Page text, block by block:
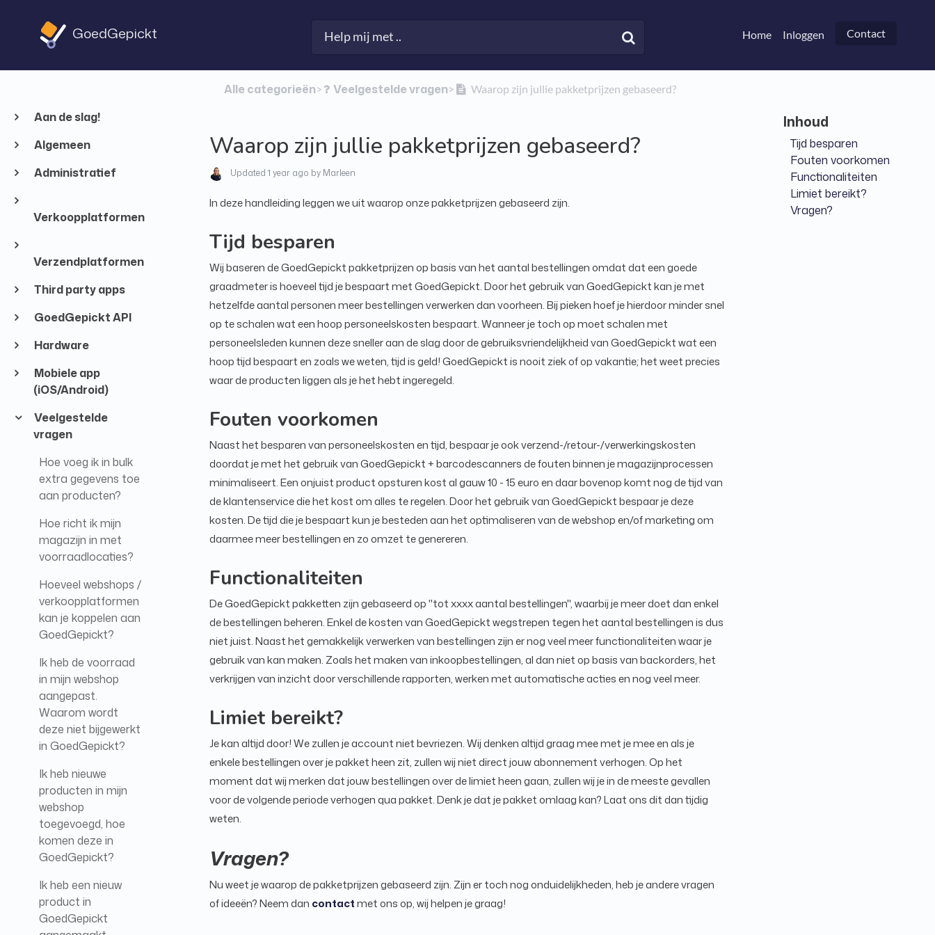
GoedGepickt Home Inloggen Contact
Aan de slag!
Algemeen
Administratief
Verkoopplatformen
Verzendplatformen
Third party apps
GoedGepickt API
Hardware
Mobiele app
(iOS/Android)
Veelgestelde
vragen
Hoe voeg ik in bulk
extra gegevens toe
aan producten?
Hoe richt ik mijn
magazijn in met
voorraadlocaties?
Hoeveel webshops /
verkoopplatformen
kan je koppelen aan
GoedGepickt?
Ik heb de voorraad
in mijn webshop
aangepast.
Waarom wordt
deze niet bijgewerkt
in GoedGepickt?
Ik heb nieuwe
producten in mijn
webshop
toegevoegd, hoe
komen deze in
GoedGepickt?
Ik heb een nieuw
product in
GoedGepickt
Alle categorieën​>​ ​Veelgestelde vragen​>​ Waarop zijn jullie pakketprijzen gebaseerd?
Waarop zijn jullie pakketprijzen gebaseerd?
Updated 1 year ago by Marleen
In deze handleiding leggen we uit waarop onze pakketprijzen gebaseerd zijn.
Tijd besparen
Wij baseren de GoedGepickt pakketprijzen op basis van het aantal bestellingen omdat dat een goede
graadmeter is hoeveel tijd je bespaart met GoedGepickt. Door het gebruik van GoedGepickt kan je met
hetzelfde aantal personen meer bestellingen verwerken dan voorheen. Bij pieken hoef je hierdoor minder snel
op te schalen wat een hoop personeelskosten bespaart. Wanneer je toch op moet schalen met
personeelsleden kunnen deze sneller aan de slag door de gebruiksvriendelijkheid van GoedGepickt wat een
hoop tijd bespaart en zoals we weten, tijd is geld! GoedGepickt is nooit ziek of op vakantie; het weet precies
waar de producten liggen als je het hebt ingeregeld.
Fouten voorkomen
Naast het besparen van personeelskosten en tijd, bespaar je ook verzend-/retour-/verwerkingskosten
doordat je met het gebruik van GoedGepickt + barcodescanners de fouten binnen je magazijnprocessen
minimaliseert. Een onjuist product opsturen kost al gauw 10 - 15 euro en daar bovenop komt nog de tijd van
de klantenservice die het kost om alles te regelen. Door het gebruik van GoedGepickt bespaar je deze
kosten. De tijd die je bespaart kun je besteden aan het optimaliseren van de webshop en/of marketing om
daarmee meer bestellingen en zo omzet te genereren.
Functionaliteiten
De GoedGepickt pakketten zijn gebaseerd op "tot xxxx aantal bestellingen", waarbij je meer doet dan enkel
de bestellingen beheren. Enkel de kosten van GoedGepickt wegstrepen tegen het aantal bestellingen is dus
niet juist. Naast het gemakkelijk verwerken van bestellingen zijn er nog veel meer functionaliteiten waar je
gebruik van kan maken. Zoals het maken van inkoopbestellingen, al dan niet op basis van backorders, het
verkrijgen van inzicht door verschillende rapporten, werken met automatische acties en nog veel meer.
Limiet bereikt?
Je kan altijd door! We zullen je account niet bevriezen. Wij denken altijd graag mee met je mee en als je
enkele bestellingen over je pakket heen zit, zullen wij niet direct jouw abonnement verhogen. Op het
moment dat wij merken dat jouw bestellingen over de limiet heen gaan, zullen wij je in de meeste gevallen
voor de volgende periode verhogen qua pakket. Denk je dat je pakket omlaag kan? Laat ons dit dan tijdig
weten.
Vragen?
Nu weet je waarop de pakketprijzen gebaseerd zijn. Zijn er toch nog onduidelijkheden, heb je andere vragen
of ideeën? Neem dan contactmet ons op, wij helpen je graag!
Tijd besparen
Fouten voorkomen
Functionaliteiten
Limiet bereikt?
Vragen?